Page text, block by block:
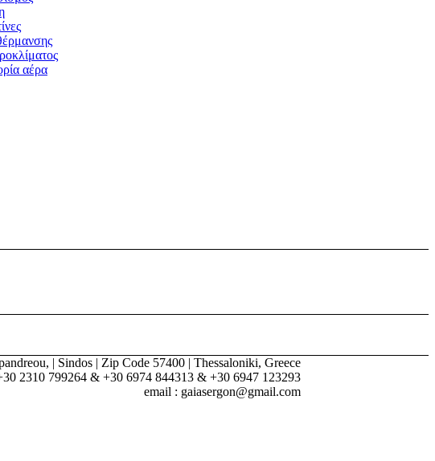
αέρα
| Sindos | Zip Code 57400 | Thessaloniki, Greece
2310 799264 & +30 6974 844313 & +30 6947 123293
email : gaiasergon@gmail.com